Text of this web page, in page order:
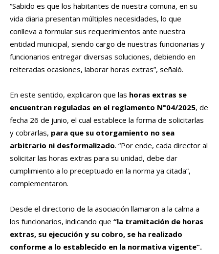
“Sabido es que los habitantes de nuestra comuna, en su
vida diaria presentan múltiples necesidades, lo que
conlleva a formular sus requerimientos ante nuestra
entidad municipal, siendo cargo de nuestras funcionarias y
funcionarios entregar diversas soluciones, debiendo en
reiteradas ocasiones, laborar horas extras”, señaló.
En este sentido, explicaron que las horas extras se
encuentran reguladas en el reglamento N°04/2025, de
fecha 26 de junio, el cual establece la forma de solicitarlas
y cobrarlas, para que su otorgamiento no sea
arbitrario ni desformalizado. “Por ende, cada director al
solicitar las horas extras para su unidad, debe dar
cumplimiento a lo preceptuado en la norma ya citada”,
complementaron.
Desde el directorio de la asociación llamaron a la calma a
los funcionarios, indicando que “la tramitación de horas
extras, su ejecución y su cobro, se ha realizado
conforme a lo establecido en la normativa vigente”.